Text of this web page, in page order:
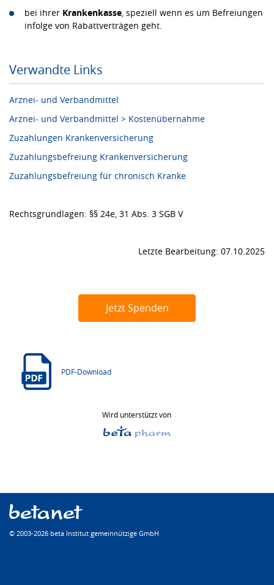
bei ihrer Krankenkasse , speziell wenn es um Befreiungen
infolge von Rabattverträgen geht.
Verwandte Links
Arznei- und Verbandmittel
Arznei- und Verbandmittel > Kostenübernahme
Zuzahlungen Krankenversicherung
Zuzahlungsbefreiung Krankenversicherung
Zuzahlungsbefreiung für chronisch Kranke
Rechtsgrundlagen: §§ 24e, 31 Abs. 3 SGB V
Letzte Bearbeitung: 07.10.2025
Jetzt Spenden
PDF-Download
Wird unterstützt von
© 2003-2026 beta Institut gemeinnützige GmbH